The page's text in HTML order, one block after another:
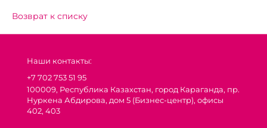
Возврат к списку
Наши контакты:
+7 702 753 51 95
100009, Республика Казахстан, город Караганда, пр.
Нуркена Абдирова, дом 5 (Бизнес-центр), офисы
402, 403